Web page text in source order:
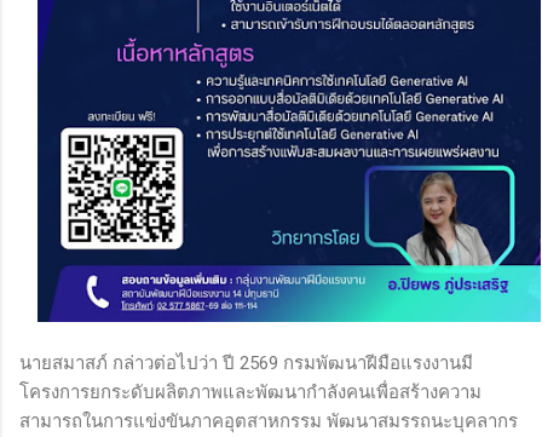
นายสมาสภ์ กล่าวต่อไปว่า ปี 2569 กรมพัฒนาฝีมือแรงงานมี
โครงการยกระดับผลิตภาพและพัฒนากำลังคนเพื่อสร้างความ
สามารถในการแข่งขันภาคอุตสาหกรรม พัฒนาสมรรถนะบุคลากร